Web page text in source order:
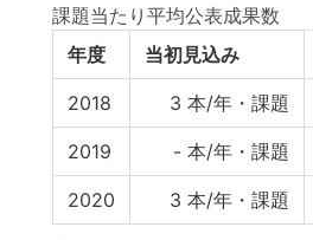
課題当たり平均公表成果数
年度
当初見込み
2018 3 本/年・課題
2019 - 本/年・課題
2020 3 本/年・課題